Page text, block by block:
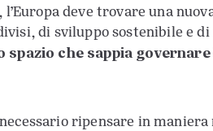
deve trovare una
di sviluppo sostenibile e
spazio che sappia
ripensare in maniera